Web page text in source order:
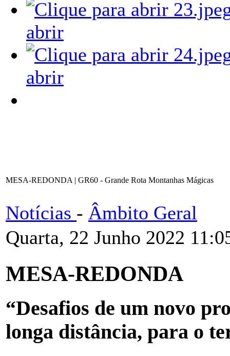
abrir
abrir
MESA-REDONDA | GR60 - Grande Rota Montanhas Mágicas
Notícias - Âmbito Geral
Quarta, 22 Junho 2022
MESA-REDONDA
“Desafios de um novo
longa distância, para o